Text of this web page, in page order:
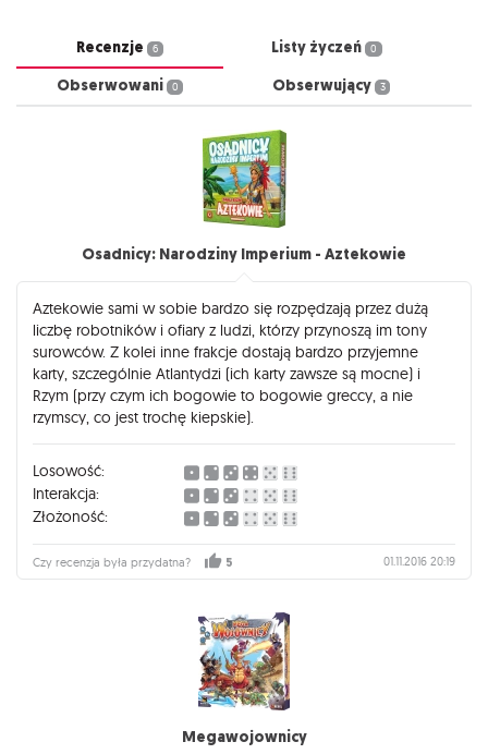
Recenzje 6 Listy życzeń 0
Obserwowani 0 Obserwujący 3
Osadnicy: Narodziny Imperium - Aztekowie
Aztekowie sami w sobie bardzo się rozpędzają przez dużą
liczbę robotników i ofiary z ludzi, którzy przynoszą im tony
surowców. Z kolei inne frakcje dostają bardzo przyjemne
karty, szczególnie Atlantydzi (ich karty zawsze są mocne) i
Rzym (przy czym ich bogowie to bogowie greccy, a nie
rzymscy, co jest trochę kiepskie).
Losowość:
Interakcja:
Złożoność:
Czy recenzja była przydatna? 5 01.11.2016 20:19
Megawojownicy